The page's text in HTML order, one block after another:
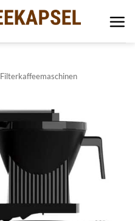
Filterkaffeemaschinen